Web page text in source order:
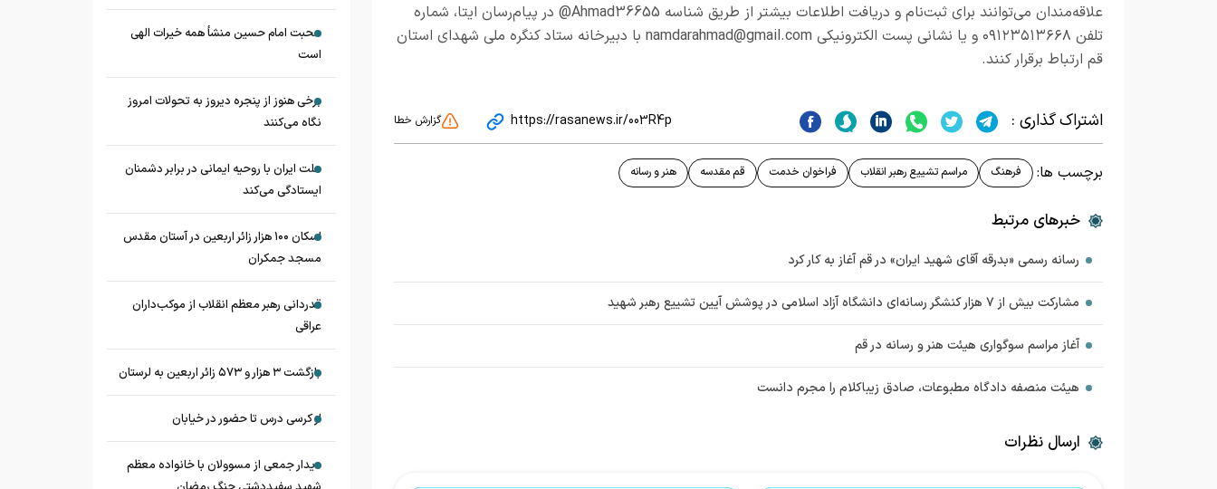
علاقه‌مندان می‌توانند برای ثبت‌نام و دریافت اطلاعات بیشتر از طریق شناسه Ahmad36655@
در پیام‌رسان ایتا، شماره
تلفن ۰۹۱۲۳۵۱۳۶۶۸ و یا نشانی پست الکترونیکی
namdarahmad@gmail.com با دبیرخانه ستاد کنگره ملی شهدای استان
قم ارتباط برقرار کنند.
اشتراک گذاری : https://rasanews.ir/003R4p گزارش خطا
برچسب ها: فرهنگ مراسم تشییع رهبر انقلاب فراخوان خدمت قم مقدسه هنر و رسانه
خبرهای مرتبط
رسانه رسمی «بدرقه آقای شهید ایران» در قم آغاز به کار کرد
مشارکت بیش از ۷ هزار کنشگر رسانه‌ای دانشگاه آزاد اسلامی در پوشش آیین تشییع رهبر شهید
آغاز مراسم سوگواری هیئت هنر و رسانه در قم
هیئت منصفه دادگاه مطبوعات، صادق زیباکلام را مجرم دانست
ارسال نظرات
محبت امام حسین منشأ همه خیرات الهی
است
برخی هنوز از پنجره دیروز به تحولات امروز
نگاه می‌کنند
ملت ایران با روحیه ایمانی در برابر دشمنان
ایستادگی می‌کند
اسکان ۱۰۰ هزار زائر اربعین در آستان مقدس
مسجد جمکران
قدردانی رهبر معظم انقلاب از موکب‌داران
عراقی
بازگشت ۳ هزار و ۵۷۳ زائر اربعین به لرستان
از کرسی درس تا حضور در خیابان
دیدار جمعی از مسوولان با خانواده معظم